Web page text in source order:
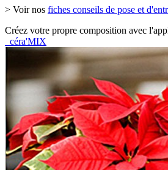
> Voir nos fiches conseils de pose et
Créez votre propre composition avec
céra'MIX